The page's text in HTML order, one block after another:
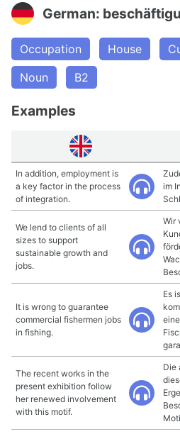
German:
Occupation House
Noun
B2
Examples
In addition, employment is
a key factor in the process
of integration.
im
We lend to clients of all
sizes to support
sustainable growth and
jobs.
Wir
It is wrong to guarantee
commercial fishermen jobs
in fishing.
Es
The recent works in the
present exhibition follow
her renewed involvement
with this motif.
Die